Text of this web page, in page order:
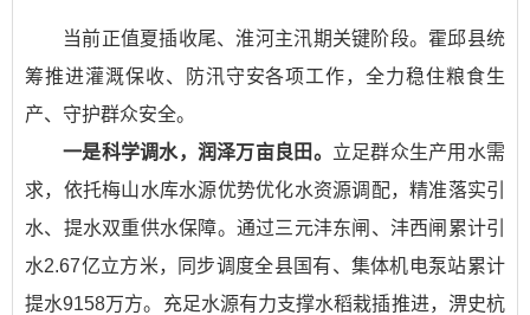
当前正值夏插收尾、淮河主汛期关键阶段。霍邱县统
筹推进灌溉保收、防汛守安各项工作，全力稳住粮食生
产、守护群众安全。
一是科学调水，润泽万亩良田。 立足群众生产用水需
求，依托梅山水库水源优势优化水资源调配，精准落实引
水、提水双重供水保障。通过三元沣东闸、沣西闸累计引
水2.67亿立方米，同步调度全县国有、集体机电泵站累计
提水9158万方。充足水源有力支撑水稻栽插推进，淠史杭